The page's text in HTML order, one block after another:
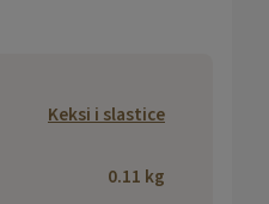
Keksi i slastice
0.11 kg